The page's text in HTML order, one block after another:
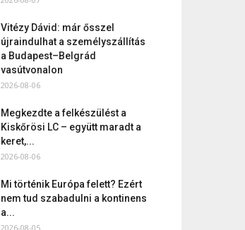
Vitézy Dávid: már ősszel
újraindulhat a személyszállítás
a Budapest–Belgrád
vasútvonalon
2026-08-06
Megkezdte a felkészülést a
Kiskőrösi LC – együtt maradt a
keret,...
2026-08-06
Mi történik Európa felett? Ezért
nem tud szabadulni a kontinens
a...
2026-08-05